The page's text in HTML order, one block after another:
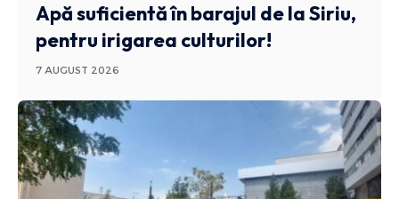
Apă suficientă în barajul de la Siriu,
pentru irigarea culturilor!
7 AUGUST 2026